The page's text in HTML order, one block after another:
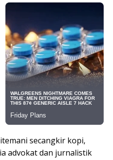
secangkir kopi,
advokat dan jurnalistik